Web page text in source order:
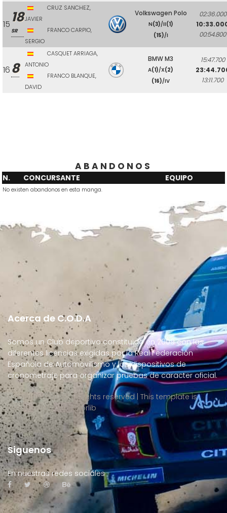
15 18
SR
CRUZ SANCHEZ,
JAVIER
FRANCO CARPIO,
SERGIO
Volkswagen Polo
N(3)/II(1)
(15)/I
02:36.000
00:54.800
16 8
CASQUET ARRIAGA,
ANTONIO
FRANCO BLANQUE,
DAVID
BMW M3
A(1)/X(2)
(16)/IV
15:47.700
13:11.700
ABANDONOS
N. CONCURSANTE EQUIPO
No existen abandonos en esta manga.
Acerca de C.O.D.A
Somos un Club deportivo constituido en 2009 con las
diferentes licencias exigidas por la Real Federación
Española de Automovilismo y los dispositivos de
cronometraje para organizar pruebas de caracter oficial.
Copyright ©2026 All rights reserved | This template is
made with
by Colorlib
Siguenos
En nuestras redes sociales